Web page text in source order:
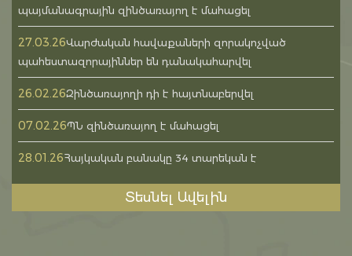
պայմանագրային զինծառայող է մահացել
27.03.26Վարժական հավաքաների զորակոչված
պահեստազորայիններ են դանակահարվել
26.02.26Զինծառայողի դի է հայտնաբերվել
07.02.26ՊՆ զինծառայող է մահացել
28.01.26Հայկական բանակը 34 տարեկան է
Տեսնել Ավելին